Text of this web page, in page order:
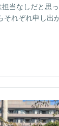
当なしだと思
れぞれ申し出